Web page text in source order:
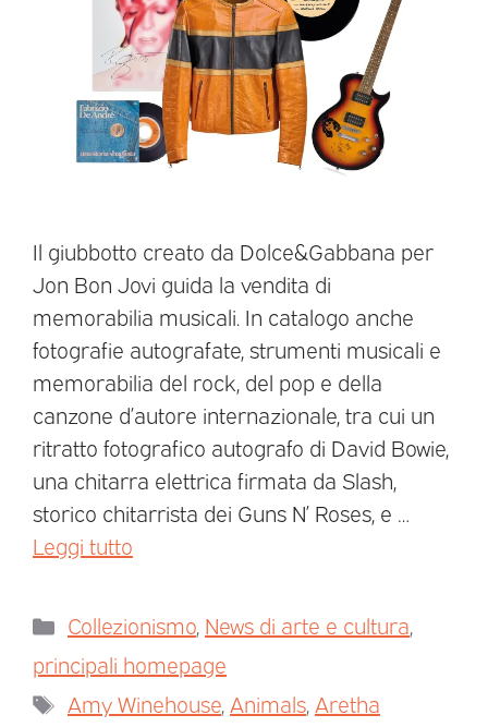
Il giubbotto creato da Dolce&Gabbana per
Jon Bon Jovi guida la vendita di
memorabilia musicali. In catalogo anche
fotografie autografate, strumenti musicali e
memorabilia del rock, del pop e della
canzone d’autore internazionale, tra cui un
ritratto fotografico autografo di David Bowie,
una chitarra elettrica firmata da Slash,
storico chitarrista dei Guns N’ Roses, e …
Leggi tutto
Collezionismo, News di arte e cultura,
principali homepage
Amy Winehouse, Animals, Aretha